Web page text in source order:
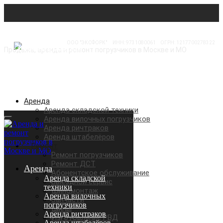
Продажа, аренда и ремонт погрузчиков в Москве и МО
Аренда
Аренда складской техники
Аренда вилочных погрузчиков
Аренда ричтраков
Аренда штабелёров
Ремонт
Ремонт погрузчиков
Ремонт ДСТ
Абонентское обслуживание
Выездной сервис
Шиномонтаж
Запчасти
Шины
Изготовление РВД
Аренда
Аренда складской
техники
Аренда вилочных
погрузчиков
Аренда ричтраков